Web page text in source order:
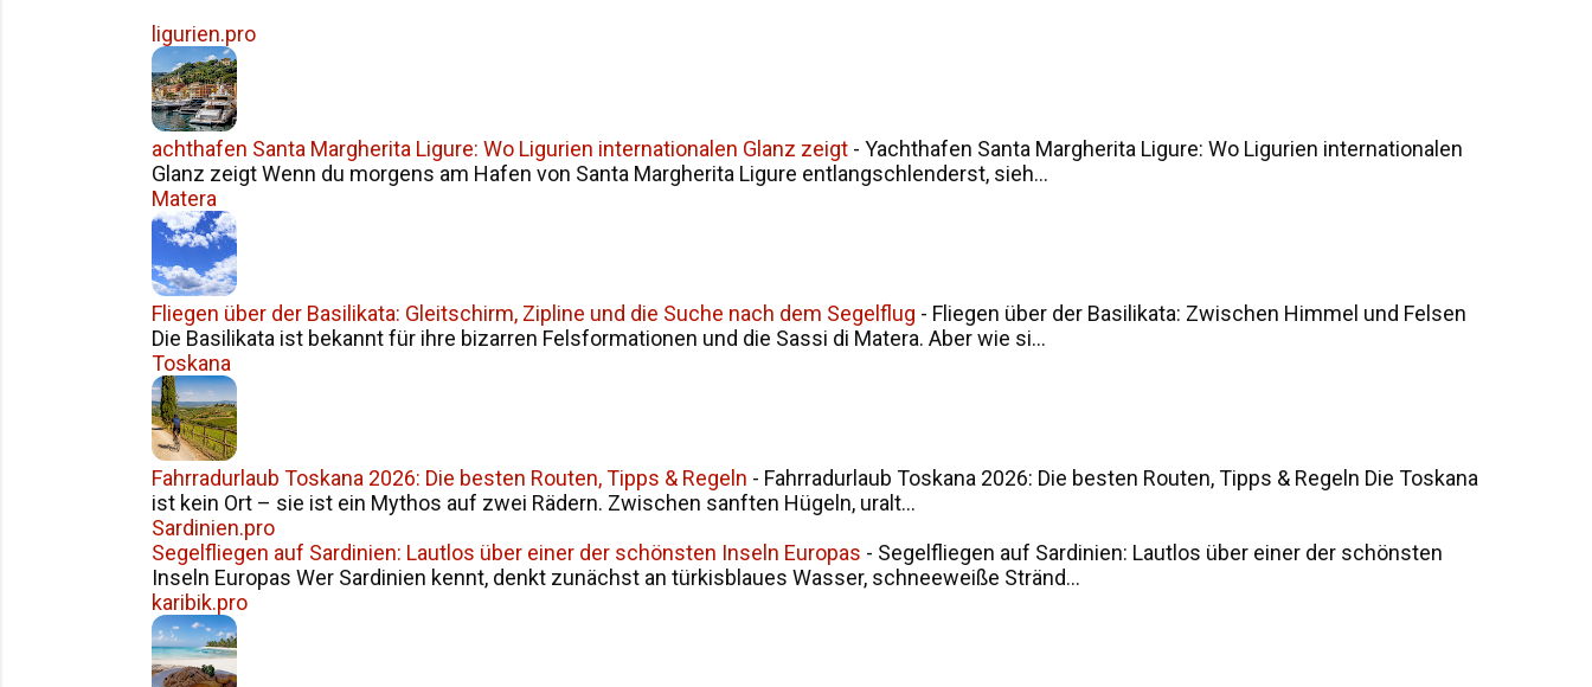
ligurien.pro
achthafen Santa Margherita Ligure: Wo Ligurien internationalen Glanz zeigt - Yachthafen Santa Margherita Ligure: Wo Ligurien internationalen
Glanz zeigt Wenn du morgens am Hafen von Santa Margherita Ligure entlangschlenderst, sieh...
Matera
Fliegen über der Basilikata: Gleitschirm, Zipline und die Suche nach dem Segelflug - Fliegen über der Basilikata: Zwischen Himmel und Felsen
Die Basilikata ist bekannt für ihre bizarren Felsformationen und die Sassi di Matera. Aber wie si...
Toskana
Fahrradurlaub Toskana 2026: Die besten Routen, Tipps & Regeln - Fahrradurlaub Toskana 2026: Die besten Routen, Tipps & Regeln Die Toskana
ist kein Ort – sie ist ein Mythos auf zwei Rädern. Zwischen sanften Hügeln, uralt...
Sardinien.pro
Segelfliegen auf Sardinien: Lautlos über einer der schönsten Inseln Europas - Segelfliegen auf Sardinien: Lautlos über einer der schönsten
Inseln Europas Wer Sardinien kennt, denkt zunächst an türkisblaues Wasser, schneeweiße Stränd...
karibik.pro